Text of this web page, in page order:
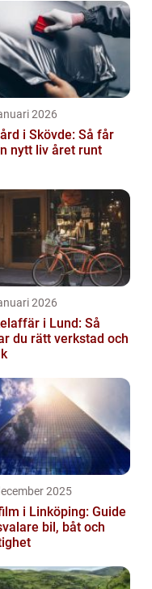
2026
i Skövde: Så får
nytt liv året runt
2026
i Lund: Så
du rätt verkstad och
2025
i Linköping: Guide
bil, båt och